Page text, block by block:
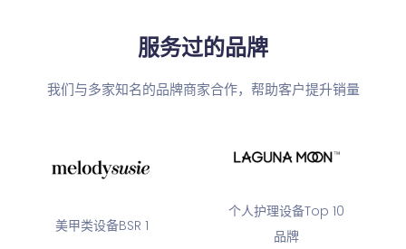
服务过的品牌
我们与多家知名的品牌商家合作，帮助客户提升销量
美甲类设备BSR 1
个人护理设备Top 10
品牌